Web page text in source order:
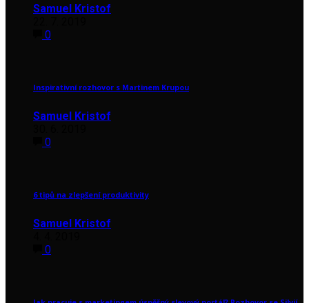
Samuel Kristof
0
Inspirativní rozhovor s Martinem Krupou
Samuel Kristof
0
6 tipů na zlepšení produktivity
Samuel Kristof
0